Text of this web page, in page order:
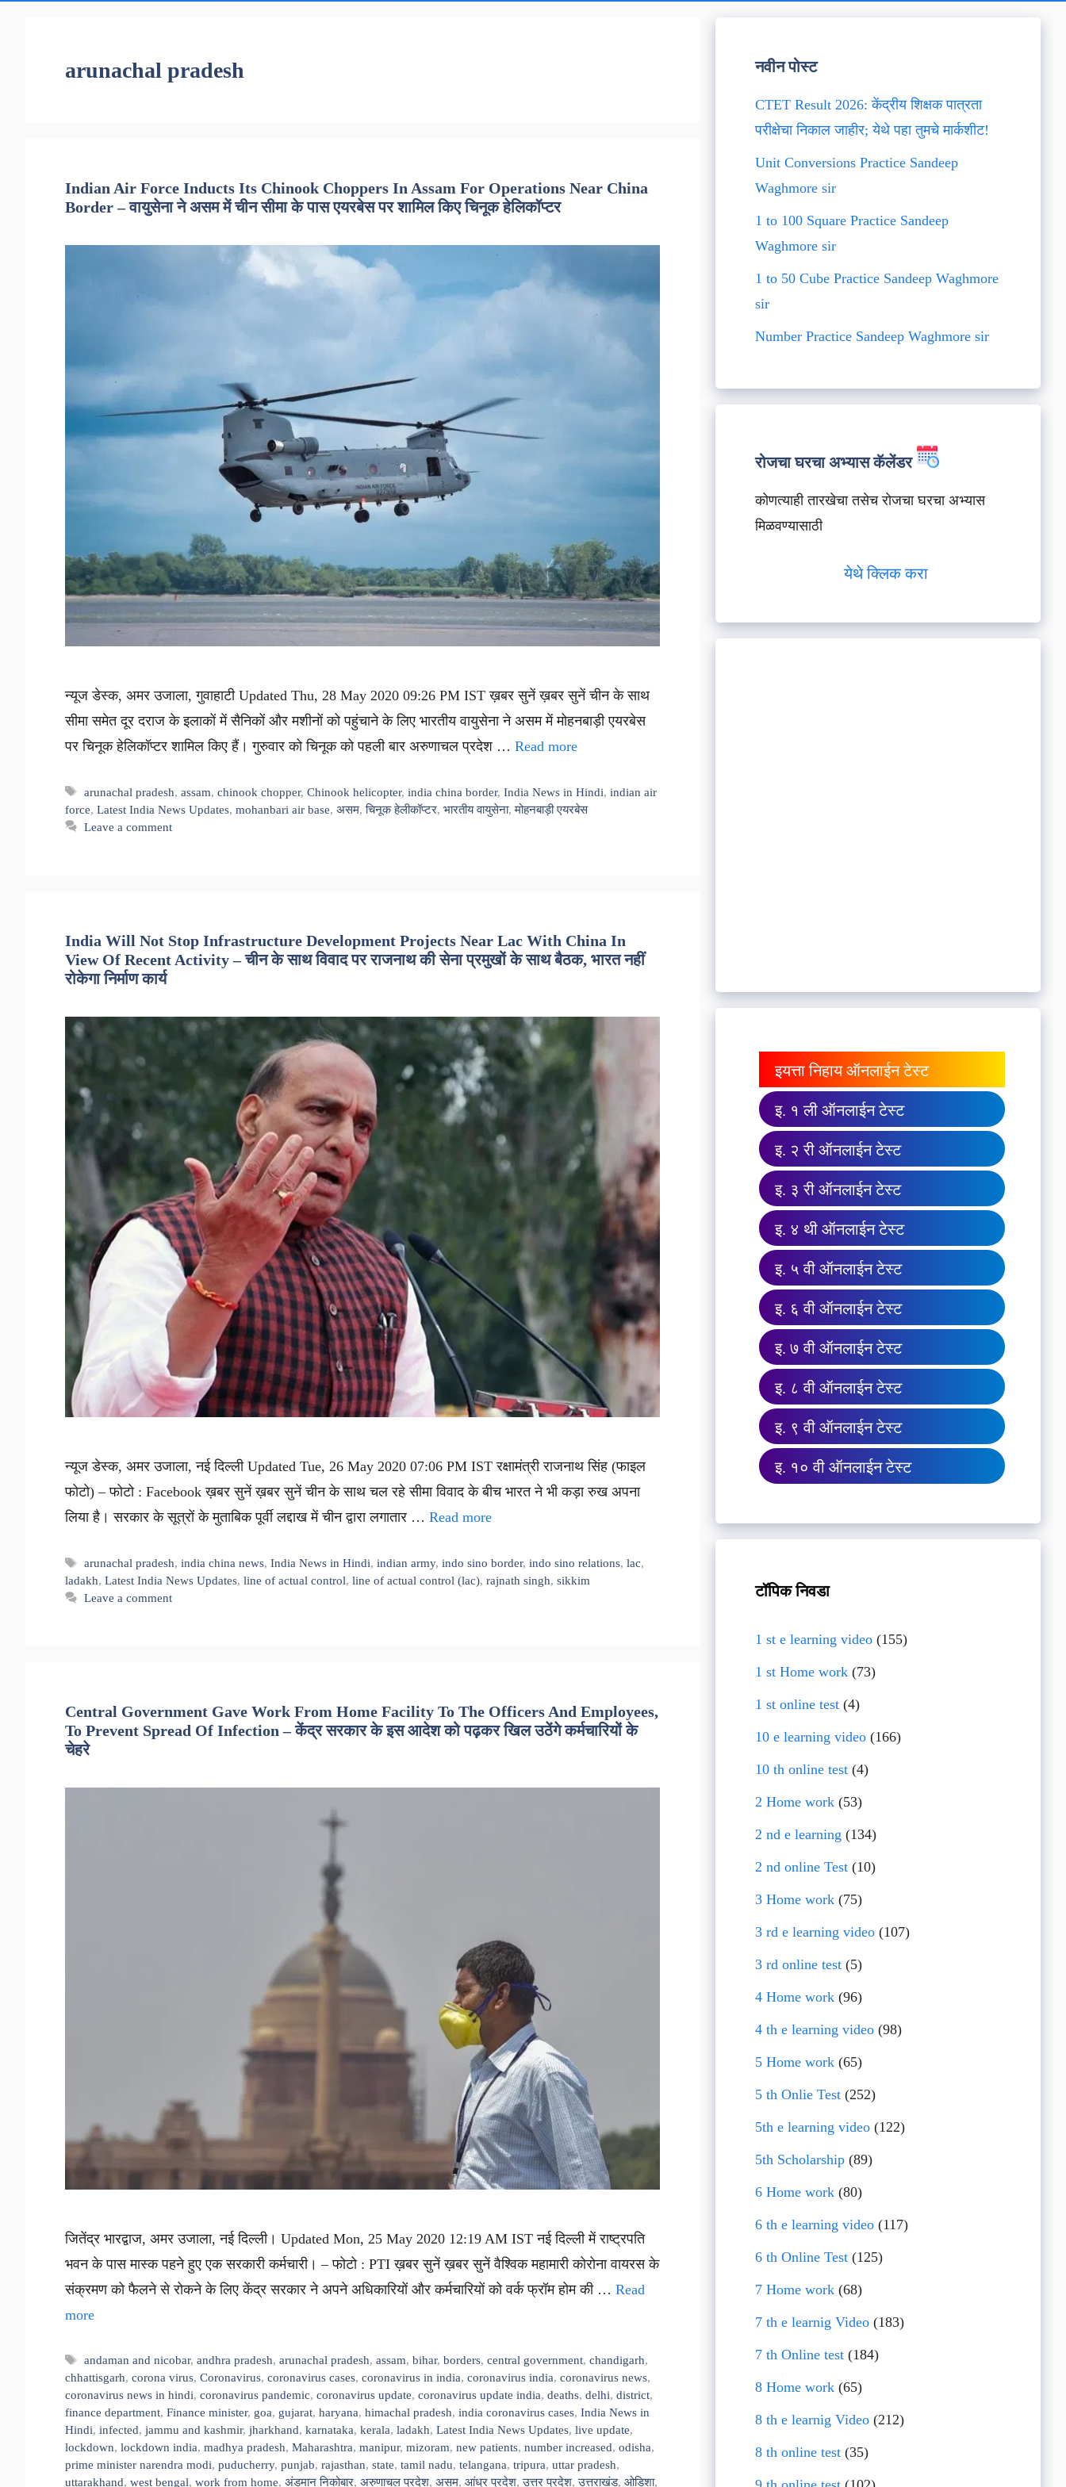
arunachal pradesh
Indian Air Force Inducts Its Chinook Choppers In Assam For Operations Near China
Border – वायुसेना ने असम में चीन सीमा के पास एयरबेस पर शामिल किए चिनूक हेलिकॉप्टर
न्यूज डेस्क, अमर उजाला, गुवाहाटी Updated Thu, 28 May 2020 09:26 PM IST ख़बर सुनें ख़बर सुनें चीन के साथ
सीमा समेत दूर दराज के इलाकों में सैनिकों और मशीनों को पहुंचाने के लिए भारतीय वायुसेना ने असम में मोहनबाड़ी एयरबेस
पर चिनूक हेलिकॉप्टर शामिल किए हैं। गुरुवार को चिनूक को पहली बार अरुणाचल प्रदेश … Read more
Tags
arunachal pradesh,assam,chinook chopper,Chinook helicopter,india china border,India News in Hindi,indian air
force, Latest India News Updates, mohanbari air base, असम,चिनूक हेलीकॉप्टर, भारतीय वायुसेना,मोहनबाड़ी एयरबेस
Leave a comment
India Will Not Stop Infrastructure Development Projects Near Lac With China In
View Of Recent Activity – चीन के साथ विवाद पर राजनाथ की सेना प्रमुखों के साथ बैठक, भारत नहीं
रोकेगा निर्माण कार्य
न्यूज डेस्क, अमर उजाला, नई दिल्ली Updated Tue, 26 May 2020 07:06 PM IST रक्षामंत्री राजनाथ सिंह (फाइल
फोटो) – फोटो : Facebook ख़बर सुनें ख़बर सुनें चीन के साथ चल रहे सीमा विवाद के बीच भारत ने भी कड़ा रुख अपना
लिया है। सरकार के सूत्रों के मुताबिक पूर्वी लद्दाख में चीन द्वारा लगातार … Read more
Tags
arunachal pradesh,india china news,India News in Hindi,indian army,indo sino border,indo sino relations,lac,
ladakh, Latest India News Updates, line of actual control, line of actual control (lac), rajnath singh, sikkim
Leave a comment
Central Government Gave Work From Home Facility To The Officers And Employees,
To Prevent Spread Of Infection – केंद्र सरकार के इस आदेश को पढ़कर खिल उठेंगे कर्मचारियों के
चेहरे
जितेंद्र भारद्वाज, अमर उजाला, नई दिल्ली। Updated Mon, 25 May 2020 12:19 AM IST नई दिल्ली में राष्ट्रपति
भवन के पास मास्क पहने हुए एक सरकारी कर्मचारी। – फोटो : PTI ख़बर सुनें ख़बर सुनें वैश्विक महामारी कोरोना वायरस के
संक्रमण को फैलने से रोकने के लिए केंद्र सरकार ने अपने अधिकारियों और कर्मचारियों को वर्क फ्रॉम होम की … Read
more
Tags
andaman and nicobar,andhra pradesh,arunachal pradesh,assam,bihar,borders,central government,chandigarh,
chhattisgarh, corona virus, Coronavirus, coronavirus cases, coronavirus in india, coronavirus india, coronavirus news,
coronavirus news in hindi, coronavirus pandemic, coronavirus update, coronavirus update india, deaths, delhi, district,
finance department, Finance minister, goa, gujarat, haryana, himachal pradesh, india coronavirus cases, India News in
Hindi, infected, jammu and kashmir, jharkhand, karnataka, kerala, ladakh, Latest India News Updates, live update,
lockdown, lockdown india, madhya pradesh, Maharashtra, manipur, mizoram, new patients, number increased, odisha,
prime minister narendra modi, puducherry, punjab, rajasthan, state, tamil nadu, telangana, tripura, uttar pradesh,
uttarakhand, west bengal, work from home, अंडमान निकोबार, अरुणाचल प्रदेश, असम, आंध्र प्रदेश,उत्तर प्रदेश,उत्तराखंड, ओडिशा,
नवीन पोस्ट
CTET Result 2026: केंद्रीय शिक्षक पात्रता
परीक्षेचा निकाल जाहीर; येथे पहा तुमचे मार्कशीट!
Unit Conversions Practice Sandeep
Waghmore sir
1 to 100 Square Practice Sandeep
Waghmore sir
1 to 50 Cube Practice Sandeep Waghmore
sir
Number Practice Sandeep Waghmore sir
रोजचा घरचा अभ्यास कॅलेंडर
कोणत्याही तारखेचा तसेच रोजचा घरचा अभ्यास
मिळवण्यासाठी
येथे क्लिक करा
इयत्ता निहाय ऑनलाईन टेस्ट
इ. १ ली ऑनलाईन टेस्ट
इ. २ री ऑनलाईन टेस्ट
इ. ३ री ऑनलाईन टेस्ट
इ. ४ थी ऑनलाईन टेस्ट
इ. ५ वी ऑनलाईन टेस्ट
इ. ६ वी ऑनलाईन टेस्ट
इ. ७ वी ऑनलाईन टेस्ट
इ. ८ वी ऑनलाईन टेस्ट
इ. ९ वी ऑनलाईन टेस्ट
इ. १० वी ऑनलाईन टेस्ट
टॉपिक निवडा
1 st e learning video(155)
1 st Home work(73)
1 st online test(4)
10 e learning video(166)
10 th online test(4)
2 Home work(53)
2 nd e learning (134)
2 nd online Test(10)
3 Home work(75)
3 rd e learning video(107)
3 rd online test(5)
4 Home work(96)
4 th e learning video(98)
5 Home work(65)
5 th Onlie Test(252)
5th e learning video(122)
5th Scholarship(89)
6 Home work(80)
6 th e learning video(117)
6 th Online Test(125)
7 Home work(68)
7 th e learnig Video(183)
7 th Online test(184)
8 Home work(65)
8 th e learnig Video(212)
8 th online test(35)